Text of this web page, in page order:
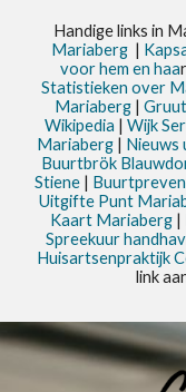
Handige links in
Mariaberg |
voor hem en haa
Statistieken over
Mariaberg |
Wikipedia | Wijk
Mariaberg | Nieuws
Buurtbrök
Stiene |
Uitgifte Punt
Kaart Mariaberg |
Spreekuur
Huisartsenpraktijk
link